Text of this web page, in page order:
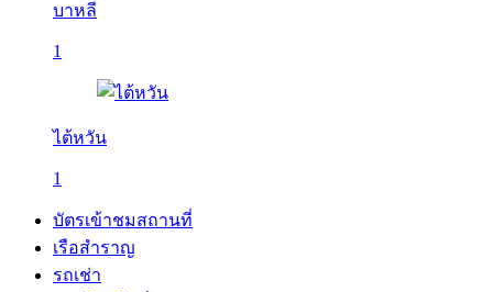
บาหลี
1
ไต้หวัน
1
บัตรเข้าชมสถานที่
เรือสำราญ
รถเช่า